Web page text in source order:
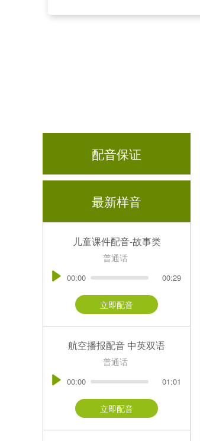
配音保证
最新样音
儿童课件配音-故事类
普通话
00:00 00:29
立即配音
航空播报配音 中英双语
普通话
00:00 01:01
立即配音